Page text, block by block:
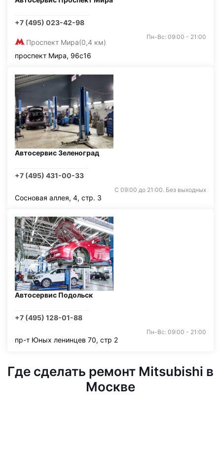
+7 (495) 023-42-98
Проспект Мира(0,4 км)
Пн-Вс: 09:00 - 21:00
проспект Мира, 96с16
Автосервис Зеленоград
+7 (495) 431-00-33
С 09:00 до 21:00. Без выходных
Сосновая аллея, 4, стр. 3
Автосервис Подольск
+7 (495) 128-01-88
Пн-Вс: 09:00 - 21:00
пр-т Юных ленинцев 70, стр 2
Где сделать ремонт Mitsubishi в
Москве